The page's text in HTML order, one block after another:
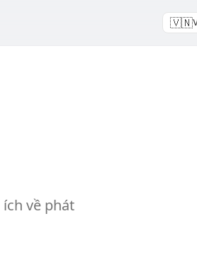
🇻🇳
về phát